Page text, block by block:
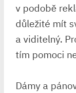
v podobě
důležité mít
a viditelný.
tím pomoci
Dámy a